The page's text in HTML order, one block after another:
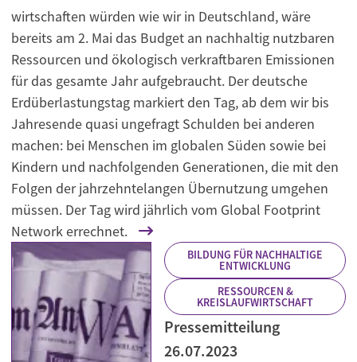
wirtschaften würden wie wir in Deutschland, wäre
bereits am 2. Mai das Budget an nachhaltig nutzbaren
Ressourcen und ökologisch verkraftbaren Emissionen
für das gesamte Jahr aufgebraucht. Der deutsche
Erdüberlastungstag markiert den Tag, ab dem wir bis
Jahresende quasi ungefragt Schulden bei anderen
machen: bei Menschen im globalen Süden sowie bei
Kindern und nachfolgenden Generationen, die mit den
Folgen der jahrzehntelangen Übernutzung umgehen
müssen. Der Tag wird jährlich vom Global Footprint
Network errechnet.
BILDUNG FÜR NACHHALTIGE
ENTWICKLUNG
RESSOURCEN &
KREISLAUFWIRTSCHAFT
Pressemitteilung
26.07.2023